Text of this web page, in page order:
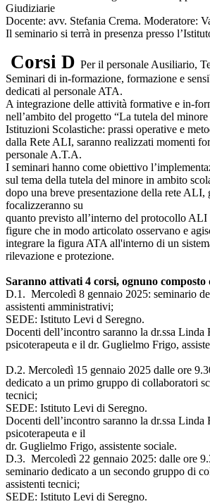
Giudiziarie
Docente: avv. Stefania Crema. Moderatore:
Il seminario si terrà in presenza presso
Corsi D Per il personale Ausiliario,
Seminari di in-formazione, formazione e
dedicati al personale ATA.
A integrazione delle attività formative e in-
nell’ambito del progetto “La tutela del
Istituzioni Scolastiche: prassi operative e
dalla Rete ALI, saranno realizzati momenti
personale A.T.A.
I seminari hanno come obiettivo
sul tema della tutela del minore in ambito
dopo una breve presentazione della rete ALI,
focalizzeranno su
quanto previsto all’interno del protocollo ALI
figure che in modo articolato osservano e
integrare la figura ATA all'interno di un
rilevazione e protezione.
Saranno attivati 4 corsi, ognuno
D.1. Mercoledì 8 gennaio 2025: seminario
assistenti amministrativi;
SEDE: Istituto Levi d Seregno.
Docenti dell’incontro saranno la dr.ssa Linda
psicoterapeuta e il dr. Guglielmo Frigo,
D.2. Mercoledì 15 gennaio 2025 dalle ore
dedicato a un primo gruppo di collaboratori
tecnici;
SEDE: Istituto Levi di Seregno.
Docenti dell’incontro saranno la dr.ssa Linda
psicoterapeuta e il
dr. Guglielmo Frigo, assistente sociale.
D.3. Mercoledì 22 gennaio 2025: dalle ore
seminario dedicato a un secondo gruppo di
assistenti tecnici;
SEDE: Istituto Levi di Seregno.